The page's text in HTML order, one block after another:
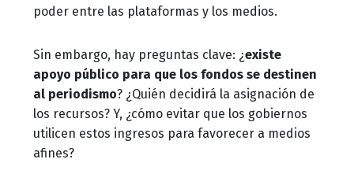
poder entre las plataformas y los medios.
Sin embargo, hay preguntas clave: ¿existe
apoyo público para que los fondos se destinen
al periodismo? ¿Quién decidirá la asignación de
los recursos? Y, ¿cómo evitar que los gobiernos
utilicen estos ingresos para favorecer a medios
afines?